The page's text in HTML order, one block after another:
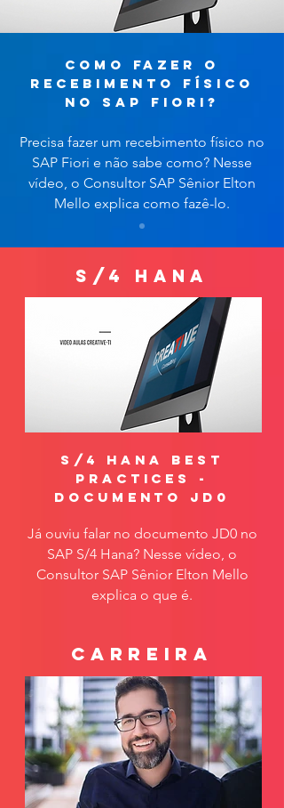
como fazer o
recebimento físico
no sap fiori?
Precisa fazer um recebimento físico no
SAP Fiori e não sabe como? Nesse
vídeo, o Consultor SAP Sênior Elton
Mello explica como fazê-lo.
s/4 hana
s/4 hana best
practices -
documento jd0
Já ouviu falar no documento JD0 no
SAP S/4 Hana? Nesse vídeo, o
Consultor SAP Sênior Elton Mello
explica o que é.
carreira